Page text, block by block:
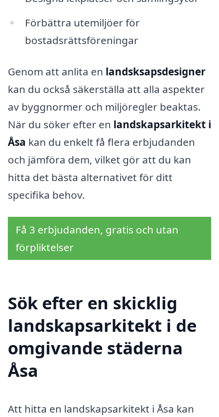
Förbättra utemiljöer för
bostadsrättsföreningar
Genom att anlita en landsksapsdesigner
kan du också säkerställa att alla aspekter
av byggnormer och miljöregler beaktas.
När du söker efter en landskapsarkitekt i
Åsa kan du enkelt få flera erbjudanden
och jämföra dem, vilket gör att du kan
hitta det bästa alternativet för ditt
specifika behov.
Få 3 erbjudanden, gratis och utan
förpliktelser
Sök efter en skicklig
landskapsarkitekt i de
omgivande städerna
Åsa
Att hitta en landskapsarkitekt i Åsa kan